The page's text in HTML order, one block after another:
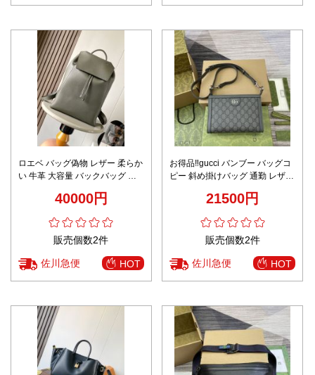
ロエベ バッグ偽物 レザー 柔らか
い 牛革 大容量 バックバッグ プ
40000円
販売個数2件
佐川急便 HOT
お得品‼gucci バンブー バッグコ
ピー 斜め掛けバッグ 通勤 レザー
21500円
販売個数2件
佐川急便 HOT